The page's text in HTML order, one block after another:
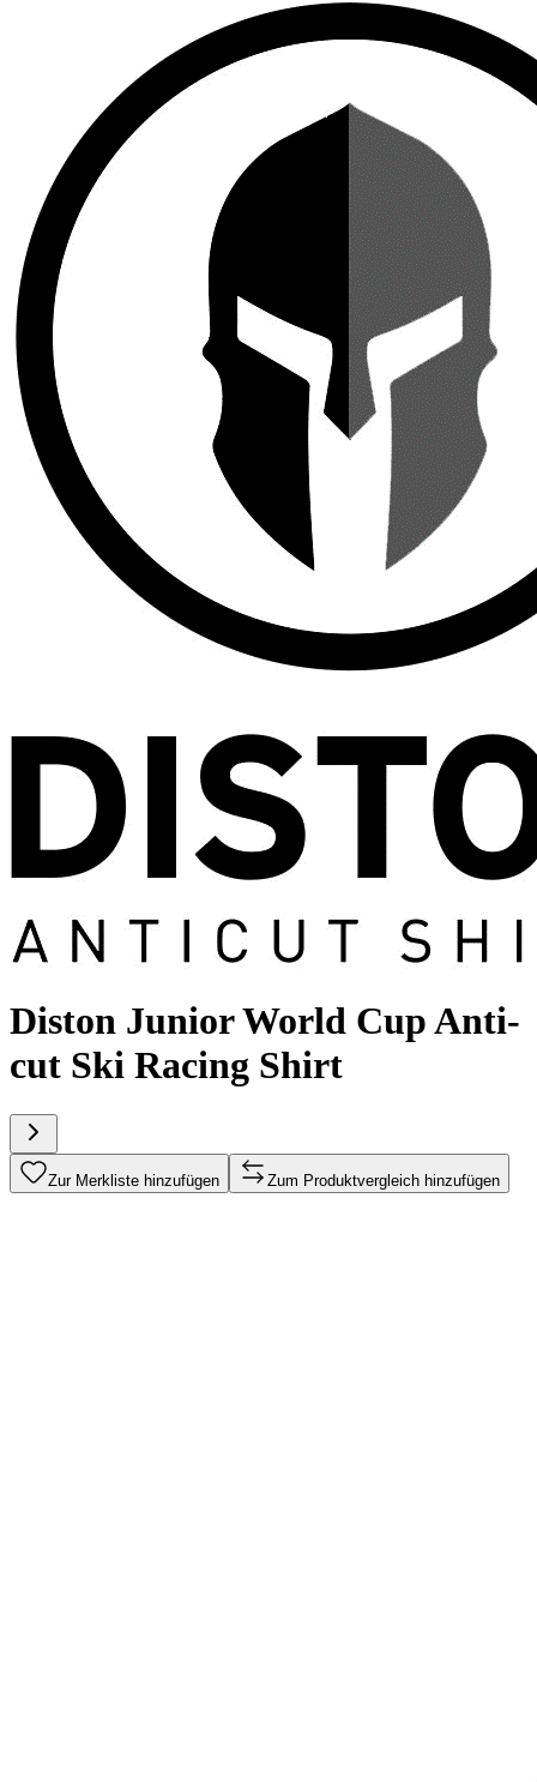
Diston Junior World Cup Anti-
cut Ski Racing Shirt
Zur Merkliste hinzufügen Zum Produktvergleich hinzufügen